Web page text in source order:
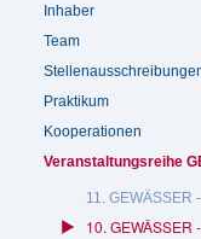
Inhaber
Team
Praktikum
Kooperationen
Veranstaltungsreihe
11. GEWÄSSER
10. GEWÄSSER